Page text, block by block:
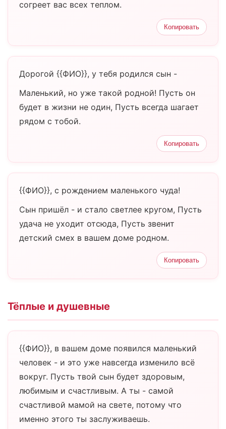
согреет вас всех теплом.
Копировать
Дорогой {{ФИО}}, у тебя родился сын -
Маленький, но уже такой родной! Пусть он
будет в жизни не один, Пусть всегда шагает
рядом с тобой.
Копировать
{{ФИО}}, с рождением маленького чуда!
Сын пришёл - и стало светлее кругом, Пусть
удача не уходит отсюда, Пусть звенит
детский смех в вашем доме родном.
Копировать
Тёплые и душевные
{{ФИО}}, в вашем доме появился маленький
человек - и это уже навсегда изменило всё
вокруг. Пусть твой сын будет здоровым,
любимым и счастливым. А ты - самой
счастливой мамой на свете, потому что
именно этого ты заслуживаешь.